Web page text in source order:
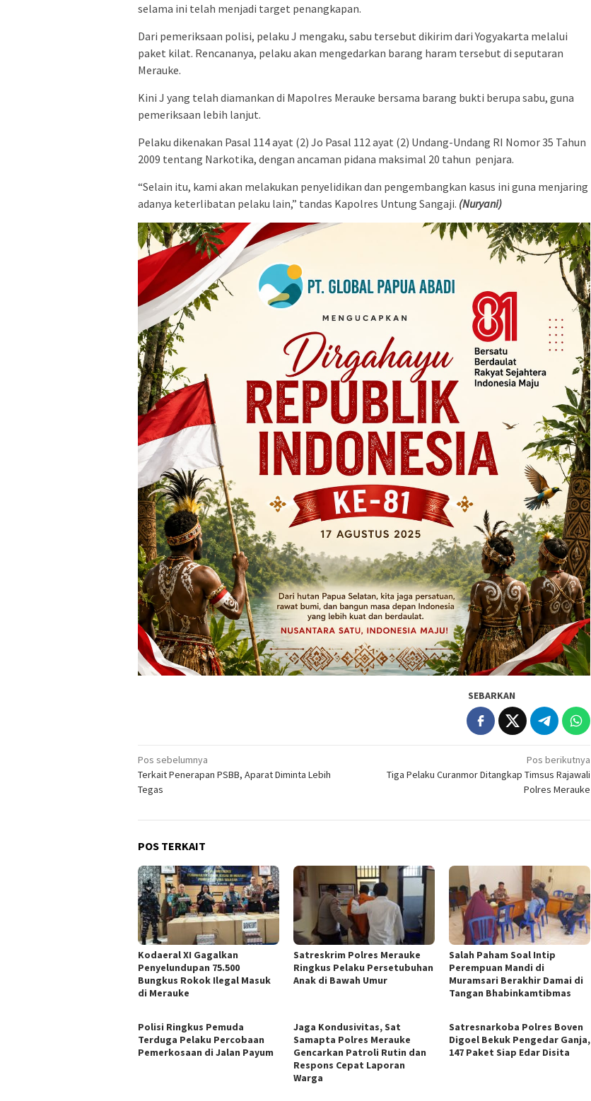
selama ini telah menjadi target penangkapan.
Dari pemeriksaan polisi, pelaku J mengaku, sabu tersebut dikirim dari Yogyakarta melalui
paket kilat. Rencananya, pelaku akan mengedarkan barang haram tersebut di seputaran
Merauke.
Kini J yang telah diamankan di Mapolres Merauke bersama barang bukti berupa sabu, guna
pemeriksaan lebih lanjut.
Pelaku dikenakan Pasal 114 ayat (2) Jo Pasal 112 ayat (2) Undang-Undang RI Nomor 35 Tahun
2009 tentang Narkotika, dengan ancaman pidana maksimal 20 tahun penjara.
“Selain itu, kami akan melakukan penyelidikan dan pengembangkan kasus ini guna menjaring
adanya keterlibatan pelaku lain,” tandas Kapolres Untung Sangaji. (Nuryani)
SEBARKAN
Navigasi
pos
Pos sebelumnya
Terkait Penerapan PSBB, Aparat Diminta Lebih
Tegas
Pos berikutnya
Tiga Pelaku Curanmor Ditangkap Timsus Rajawali
Polres Merauke
POS TERKAIT
​Kodaeral XI Gagalkan
Penyelundupan 75.500
Bungkus Rokok Ilegal Masuk
di Merauke
Satreskrim Polres Merauke
Ringkus Pelaku Persetubuhan
Anak di Bawah Umur
Salah Paham Soal Intip
Perempuan Mandi di
Muramsari Berakhir Damai di
Tangan Bhabinkamtibmas
Polisi Ringkus Pemuda
Terduga Pelaku Percobaan
Pemerkosaan di Jalan Payum
Jaga Kondusivitas, Sat
Samapta Polres Merauke
Gencarkan Patroli Rutin dan
Respons Cepat Laporan
Warga
Satresnarkoba Polres Boven
Digoel Bekuk Pengedar Ganja,
147 Paket Siap Edar Disita